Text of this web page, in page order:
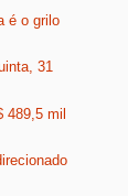
é o grilo
31
489,5 mil